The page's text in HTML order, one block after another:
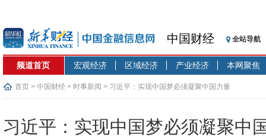
中国财经 全站导航
频道首页 宏观经济 区域经济 产业经济 本网聚焦
首页 > 中国财经 > 时事新闻 > 习近平：实现中国梦必须凝聚中国力量
习近平：实现中国梦必须凝聚中